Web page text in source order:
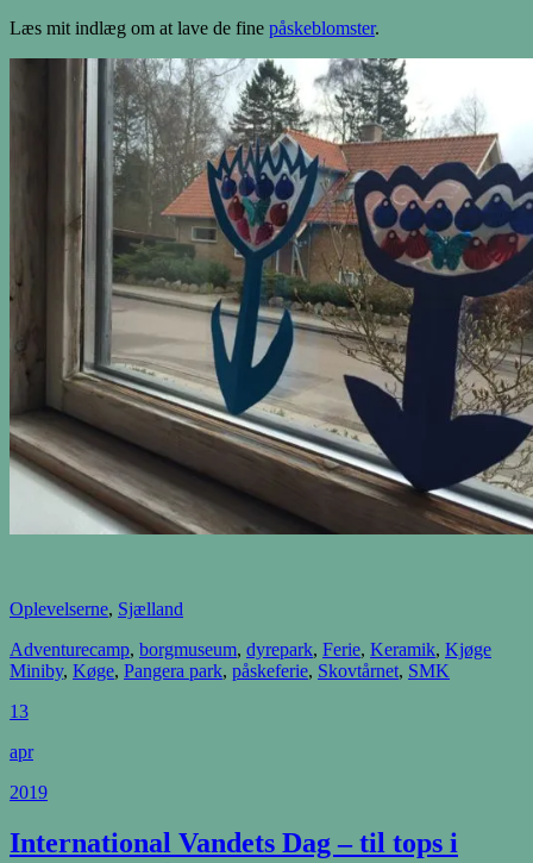
Læs mit indlæg om at lave de fine påskeblomster.
Oplevelserne, Sjælland
Adventurecamp, borgmuseum, dyrepark, Ferie, Keramik, Kjøge
Miniby, Køge, Pangera park, påskeferie, Skovtårnet, SMK
13
apr
2019
International Vandets Dag – til tops i